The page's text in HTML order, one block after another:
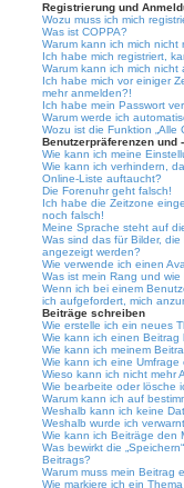
Registrierung und
Wozu muss ich mich
Was ist COPPA?
Warum kann ich mich nicht
Ich habe mich registriert,
Warum kann ich mich nicht
Ich habe mich vor einiger
mehr anmelden?!
Ich habe mein Passwort
Warum werde ich
Wozu ist die Funktion „Alle
Benutzerpräferenzen und
Wie kann ich meine
Wie kann ich verhindern,
Online-Liste auftaucht?
Die Forenuhr geht falsch!
Ich habe die Zeitzone
noch falsch!
Meine Sprache steht auf
Was sind das für Bilder,
angezeigt werden?
Wie verwende ich einen
Was ist mein Rang und
Wenn ich bei einem
ich aufgefordert, mich
Beiträge schreiben
Wie erstelle ich ein neues
Wie kann ich einen
Wie kann ich meinem
Wie kann ich eine Umfrage
Wieso kann ich nicht mehr
Wie bearbeite oder lösche
Warum kann ich auf
Weshalb kann ich keine
Weshalb wurde ich
Wie kann ich Beiträge den
Was bewirkt die
Beitrags?
Warum muss mein Beitrag
Wie markiere ich ein